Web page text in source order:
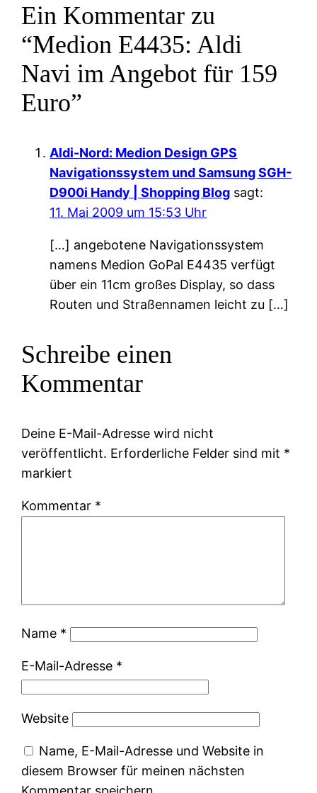
Ein Kommentar zu
“Medion E4435: Aldi
Navi im Angebot für 159
Euro”
Aldi-Nord: Medion Design GPS
Navigationssystem und Samsung SGH-
D900i Handy | Shopping Blog sagt:
11. Mai 2009 um 15:53 Uhr
[…] angebotene Navigationssystem
namens Medion GoPal E4435 verfügt
über ein 11cm großes Display, so dass
Routen und Straßennamen leicht zu […]
Schreibe einen
Kommentar
Deine E-Mail-Adresse wird nicht
veröffentlicht. Erforderliche Felder sind mit *
markiert
Kommentar *
Name *
E-Mail-Adresse *
Website
Name, E-Mail-Adresse und Website in
diesem Browser für meinen nächsten